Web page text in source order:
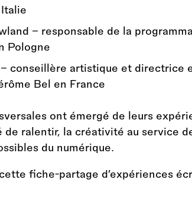
- responsable de la
Pologne
- conseillère artistique et directrice
Bel en France
ont émergé de leurs
de ralentir, la créativité au service
du numérique.
fiche-partage d’expériences